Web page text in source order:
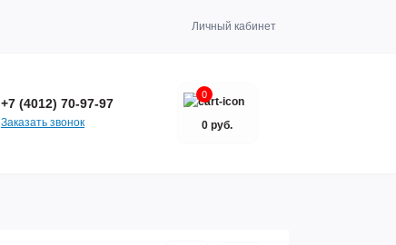
Личный кабинет
+7 (4012) 70-97-97
Заказать звонок
0
0 руб.